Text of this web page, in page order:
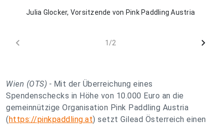
Julia Glocker, Vorsitzende von Pink Paddling Austria
chevron_left 1/2 chevron_right
Wien (OTS) - Mit der Überreichung eines
Spendenschecks in Höhe von 10.000 Euro an die
gemeinnützige Organisation Pink Paddling Austria
( https://pinkpaddling.at) setzt Gilead Österreich einen